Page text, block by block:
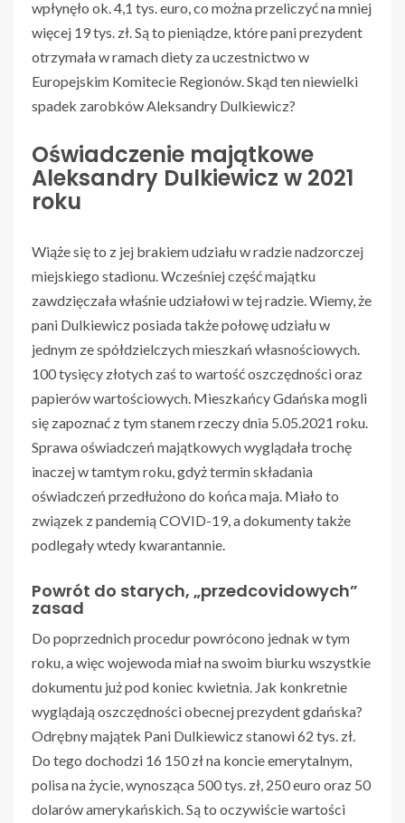
wpłynęło ok. 4,1 tys. euro, co można przeliczyć na mniej
więcej 19 tys. zł. Są to pieniądze, które pani prezydent
otrzymała w ramach diety za uczestnictwo w
Europejskim Komitecie Regionów. Skąd ten niewielki
spadek zarobków Aleksandry Dulkiewicz?
Oświadczenie majątkowe
Aleksandry Dulkiewicz w 2021
roku
Wiąże się to z jej brakiem udziału w radzie nadzorczej
miejskiego stadionu. Wcześniej część majątku
zawdzięczała właśnie udziałowi w tej radzie. Wiemy, że
pani Dulkiewicz posiada także połowę udziału w
jednym ze spółdzielczych mieszkań własnościowych.
100 tysięcy złotych zaś to wartość oszczędności oraz
papierów wartościowych. Mieszkańcy Gdańska mogli
się zapoznać z tym stanem rzeczy dnia 5.05.2021 roku.
Sprawa oświadczeń majątkowych wyglądała trochę
inaczej w tamtym roku, gdyż termin składania
oświadczeń przedłużono do końca maja. Miało to
związek z pandemią COVID-19, a dokumenty także
podlegały wtedy kwarantannie.
Powrót do starych, „przedcovidowych”
zasad
Do poprzednich procedur powrócono jednak w tym
roku, a więc wojewoda miał na swoim biurku wszystkie
dokumentu już pod koniec kwietnia. Jak konkretnie
wyglądają oszczędności obecnej prezydent gdańska?
Odrębny majątek Pani Dulkiewicz stanowi 62 tys. zł.
Do tego dochodzi 16 150 zł na koncie emerytalnym,
polisa na życie, wynosząca 500 tys. zł, 250 euro oraz 50
dolarów amerykańskich. Są to oczywiście wartości